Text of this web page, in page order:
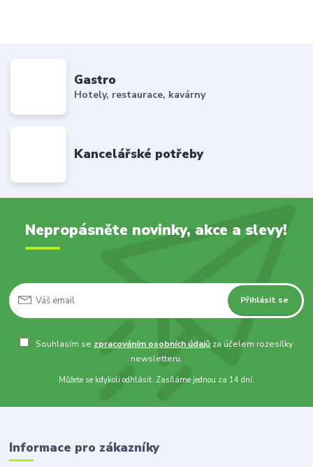
Gastro
Hotely, restaurace, kavárny
Kancelářské potřeby
Nepropásněte novinky, akce a slevy!
Přihlásit se
Souhlasím se zpracováním osobních údajů za účelem rozesílky
newsletteru.
Můžete se kdykoli odhlásit. Zasíláme jednou za 14 dní.
Informace pro zákazníky